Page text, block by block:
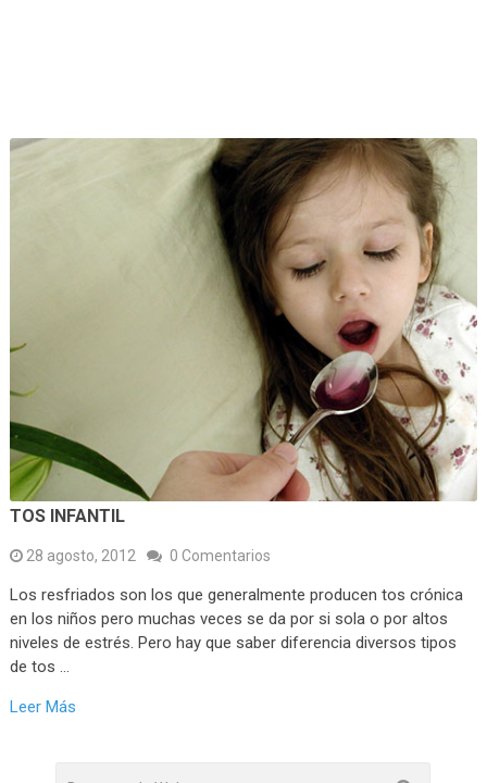
TOS INFANTIL
28 agosto, 2012 0 Comentarios
Los resfriados son los que generalmente producen tos crónica
en los niños pero muchas veces se da por si sola o por altos
niveles de estrés. Pero hay que saber diferencia diversos tipos
de tos …
Leer Más